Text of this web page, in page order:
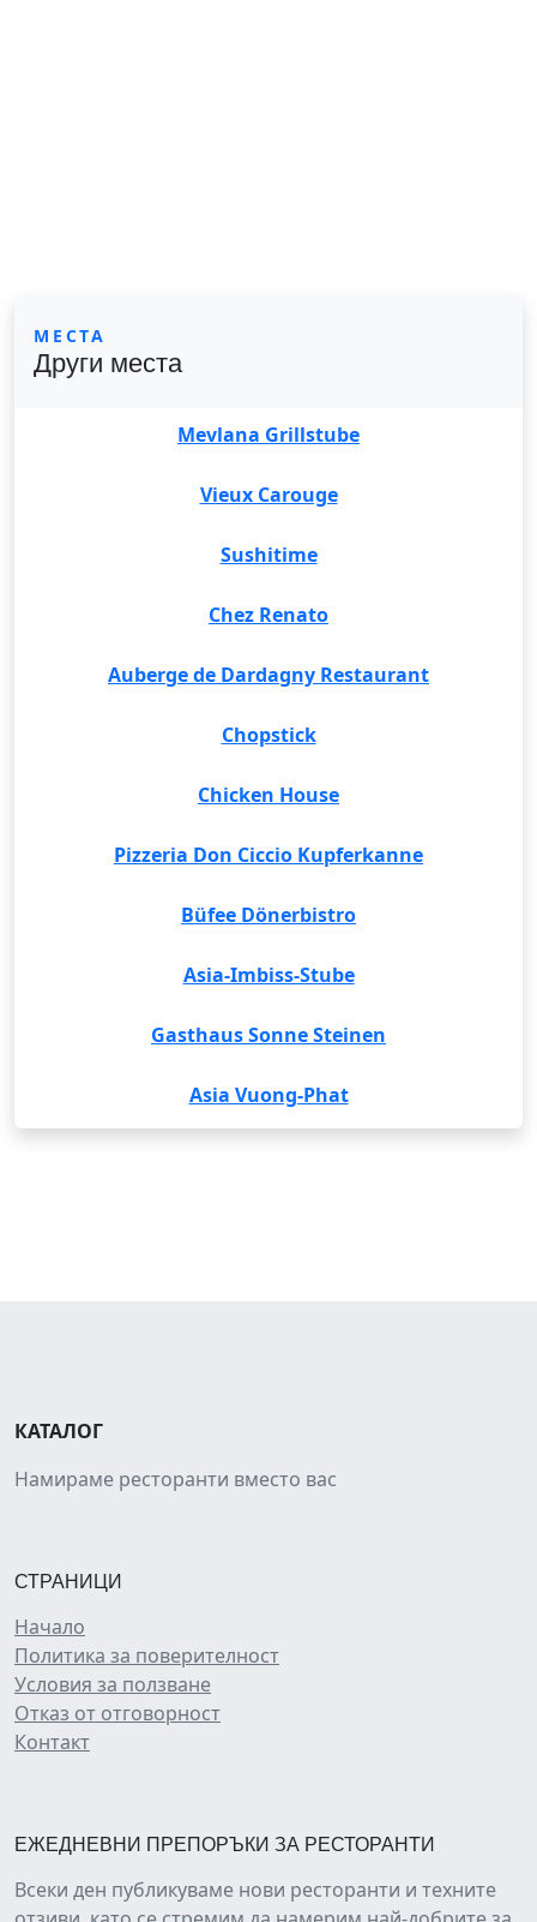
МЕСТА
Други места
Mevlana Grillstube
Vieux Carouge
Sushitime
Chez Renato
Auberge de Dardagny Restaurant
Chopstick
Chicken House
Pizzeria Don Ciccio Kupferkanne
Büfee Dönerbistro
Asia-Imbiss-Stube
Gasthaus Sonne Steinen
Asia Vuong-Phat
КАТАЛОГ
Намираме ресторанти вместо вас
СТРАНИЦИ
Начало
Политика за поверителност
Условия за ползване
Отказ от отговорност
Контакт
ЕЖЕДНЕВНИ ПРЕПОРЪКИ ЗА РЕСТОРАНТИ
Всеки ден публикуваме нови ресторанти и техните